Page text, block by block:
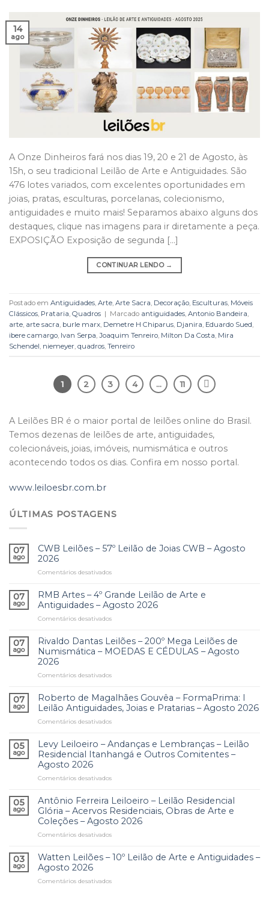
14
ago
A Onze Dinheiros fará nos dias 19, 20 e 21 de Agosto, às
15h, o seu tradicional Leilão de Arte e Antiguidades. São
476 lotes variados, com excelentes oportunidades em
joias, pratas, esculturas, porcelanas, colecionismo,
antiguidades e muito mais! Separamos abaixo alguns dos
destaques, clique nas imagens para ir diretamente a peça.
EXPOSIÇÃO Exposição de segunda […]
CONTINUAR LENDO →
Postado em Antiguidades Arte Arte Sacra Decoração Esculturas Móveis
Clássicos Prataria Quadros | Marcado antiguidades Antonio Bandeira
arte arte sacra burle marx Demetre H Chiparus Djanira Eduardo Sued
ibere camargo Ivan Serpa Joaquim Tenreiro Milton Da Costa Mira
Schendel niemeyer quadros Tenreiro
1 2 3 4 … 11
A Leilões BR é o maior portal de leilões online do Brasil.
Temos dezenas de leilões de arte, antiguidades,
colecionáveis, joias, imóveis, numismática e outros
acontecendo todos os dias. Confira em nosso portal.
www.leiloesbr.com.br
ÚLTIMAS POSTAGENS
07
ago
CWB Leilões – 57º Leilão de Joias CWB – Agosto
2026
Comentários desativados
Leilões
57º
Joias
CWB
07
ago
RMB Artes – 4º Grande Leilão de Arte e
Antiguidades – Agosto 2026
Comentários desativados
Artes
–
4º
Arte
e
Antiguidades
2026
07
ago
Rivaldo Dantas Leilões – 200º Mega Leilões de
Numismática – MOEDAS E CÉDULAS – Agosto
2026
Comentários desativados
Dantas
Leilões
–
Leilões
de
Numismática
CÉDULAS
–
Agosto
07
ago
Roberto de Magalhães Gouvêa – FormaPrima: I
Leilão Antiguidades, Joias e Pratarias – Agosto 2026
Comentários desativados
de
Magalhães
Gouvêa
Leilão
Antiguidades,
Joias
Agosto
05
ago
Levy Leiloeiro – Andanças e Lembranças – Leilão
Residencial Itanhangá e Outros Comitentes –
Agosto 2026
Comentários desativados
Leiloeiro
–
Andanças
e
Leilão
05
ago
Antônio Ferreira Leiloeiro – Leilão Residencial
Glória – Acervos Residenciais, Obras de Arte e
Coleções – Agosto 2026
Comentários desativados
Ferreira
03
ago
Watten Leilões – 10º Leilão de Arte e Antiguidades –
Agosto 2026
Comentários desativados